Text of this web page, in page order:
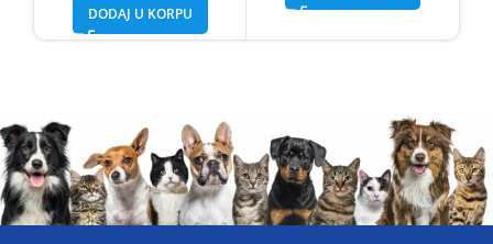
DODAJ U KORPU